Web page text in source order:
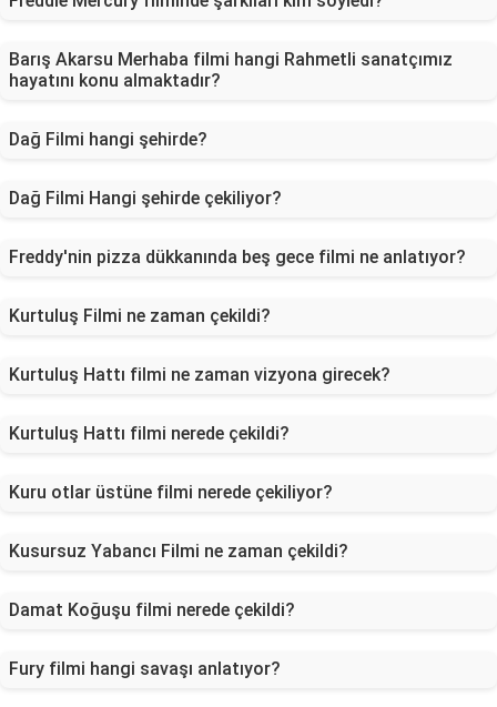
Barış Akarsu Merhaba filmi hangi Rahmetli sanatçımız
hayatını konu almaktadır?
Dağ Filmi hangi şehirde?
Dağ Filmi Hangi şehirde çekiliyor?
Freddy'nin pizza dükkanında beş gece filmi ne anlatıyor?
Kurtuluş Filmi ne zaman çekildi?
Kurtuluş Hattı filmi ne zaman vizyona girecek?
Kurtuluş Hattı filmi nerede çekildi?
Kuru otlar üstüne filmi nerede çekiliyor?
Kusursuz Yabancı Filmi ne zaman çekildi?
Damat Koğuşu filmi nerede çekildi?
Fury filmi hangi savaşı anlatıyor?